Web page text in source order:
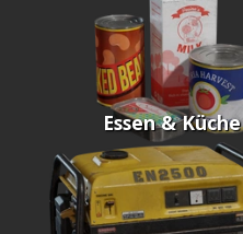
Essen & Küche